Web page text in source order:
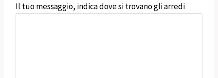
Il tuo messaggio, indica dove si trovano gli arredi